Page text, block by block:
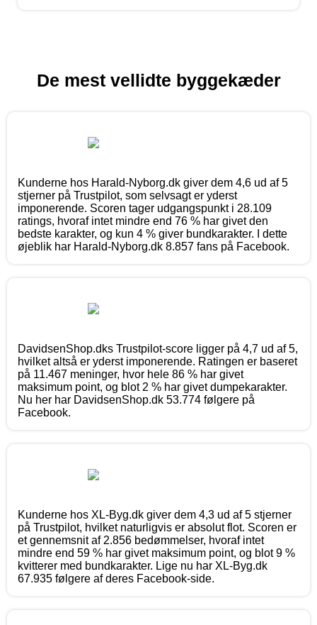
De mest vellidte byggekæder
Kunderne hos Harald-Nyborg.dk giver dem 4,6 ud af 5
stjerner på Trustpilot, som selvsagt er yderst
imponerende. Scoren tager udgangspunkt i 28.109
ratings, hvoraf intet mindre end 76 % har givet den
bedste karakter, og kun 4 % giver bundkarakter. I dette
øjeblik har Harald-Nyborg.dk 8.857 fans på Facebook.
DavidsenShop.dks Trustpilot-score ligger på 4,7 ud af 5,
hvilket altså er yderst imponerende. Ratingen er baseret
på 11.467 meninger, hvor hele 86 % har givet
maksimum point, og blot 2 % har givet dumpekarakter.
Nu her har DavidsenShop.dk 53.774 følgere på
Facebook.
Kunderne hos XL-Byg.dk giver dem 4,3 ud af 5 stjerner
på Trustpilot, hvilket naturligvis er absolut flot. Scoren er
et gennemsnit af 2.856 bedømmelser, hvoraf intet
mindre end 59 % har givet maksimum point, og blot 9 %
kvitterer med bundkarakter. Lige nu har XL-Byg.dk
67.935 følgere af deres Facebook-side.